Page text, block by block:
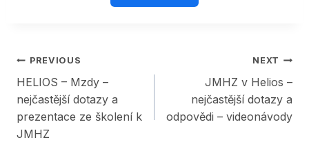
Post
navigation
PREVIOUS
HELIOS – Mzdy –
nejčastější dotazy a
prezentace ze školení k
JMHZ
NEXT
JMHZ v Helios –
nejčastější dotazy a
odpovědi – videonávody